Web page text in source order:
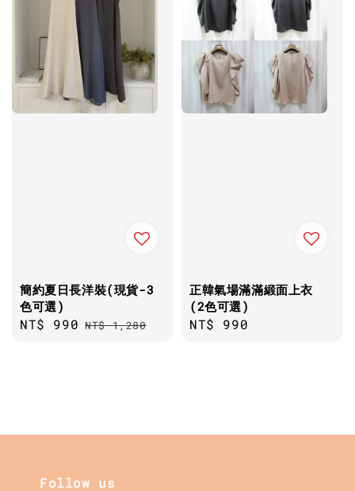
簡約夏日長洋裝(現貨-3
色可選)
Sale
NT$ 990 Regular
NT$ 1,280
正韓氣場滿滿緞面上衣
(2色可選)
Regular
NT$ 990
Follow us